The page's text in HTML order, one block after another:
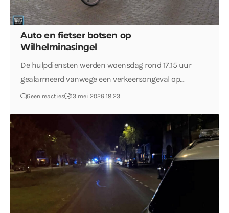
Auto en fietser botsen op
Wilhelminasingel
De hulpdiensten werden woensdag rond 17.15 uur
gealarmeerd vanwege een verkeersongeval op…
Geen reacties 13 mei 2026 18:23